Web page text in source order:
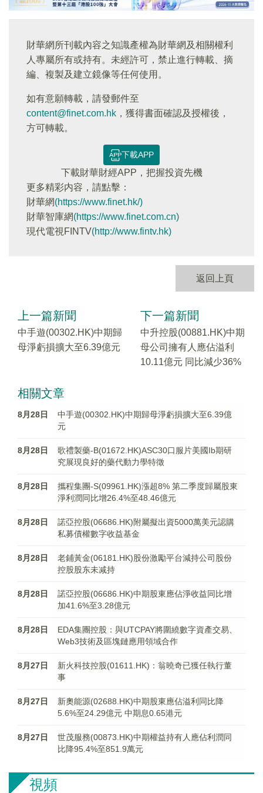
財華網所刊載內容之知識產權為財華網及相關權利
人專屬所有或持有。未經許可，禁止進行轉載、摘
編、複製及建立鏡像等任何使用。
如有意願轉載，請發郵件至
content@finet.com.hk ，獲得書面確認及授權後，
方可轉載。
下載APP
下載財華財經APP，把握投資先機
更多精彩内容，請點擊：
財華網(https://www.finet.hk/)
財華智庫網(https://www.finet.com.cn)
現代電視FINTV(http://www.fintv.hk)
返回上頁
上一篇新聞
中手遊(00302.HK)中期歸
母淨虧損擴大至6.39億元
下一篇新聞
中升控股(00881.HK)中期
母公司擁有人應佔溢利
10.11億元 同比減少36%
相關文章
8月28日
中手遊(00302.HK)中期歸母淨虧損擴大至6.39億
元
8月28日
歌禮製藥-B(01672.HK)ASC30口服片美國Ib期研
究展現良好的藥代動力學特徵
8月28日
攜程集團-S(09961.HK)漲超8% 第二季度歸屬股東
淨利潤同比增26.4%至48.46億元
8月28日
諾亞控股(06686.HK)附屬擬出資5000萬美元認購
私募債權數字收益基金
8月28日
老鋪黃金(06181.HK)股份激勵平台減持公司股份
控股股东未减持
8月28日
諾亞控股(06686.HK)中期股東應佔淨收益同比增
加41.6%至3.28億元
8月28日
EDA集團控股：與UTCPAY將圍繞數字資產交易、
Web3技術及區塊鏈應用領域合作
8月27日
新火科技控股(01611.HK)：翁曉奇已獲任執行董
事
8月27日
新奧能源(02688.HK)中期股東應佔溢利同比降
5.6%至24.29億元 中期息0.65港元
8月27日
世茂服務(00873.HK)中期權益持有人應佔利潤同
比降95.4%至851.9萬元
視頻